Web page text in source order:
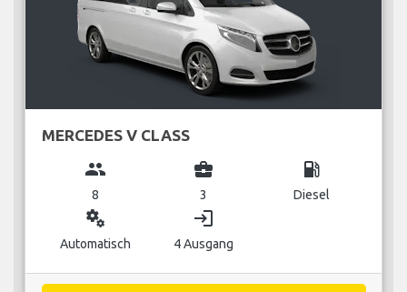
MERCEDES V CLASS
group
8
business_center
3
local_gas_station
Diesel
miscellaneous_services
Automatisch
login
4 Ausgang